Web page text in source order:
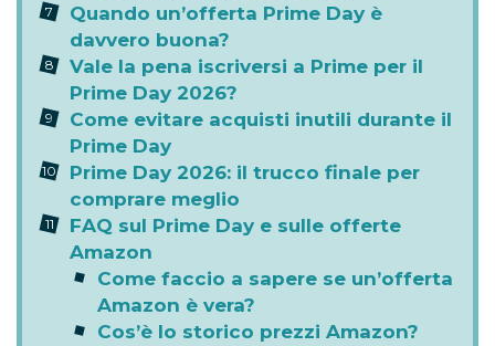
Quando un’offerta Prime Day è
davvero buona?
Vale la pena iscriversi a Prime per il
Prime Day 2026?
Come evitare acquisti inutili durante il
Prime Day
Prime Day 2026: il trucco finale per
comprare meglio
FAQ sul Prime Day e sulle offerte
Amazon
Come faccio a sapere se un’offerta
Amazon è vera?
Cos’è lo storico prezzi Amazon?